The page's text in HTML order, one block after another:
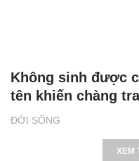
ĐỜI SỐNG
Không sinh được
tên khiến chàng
XEM